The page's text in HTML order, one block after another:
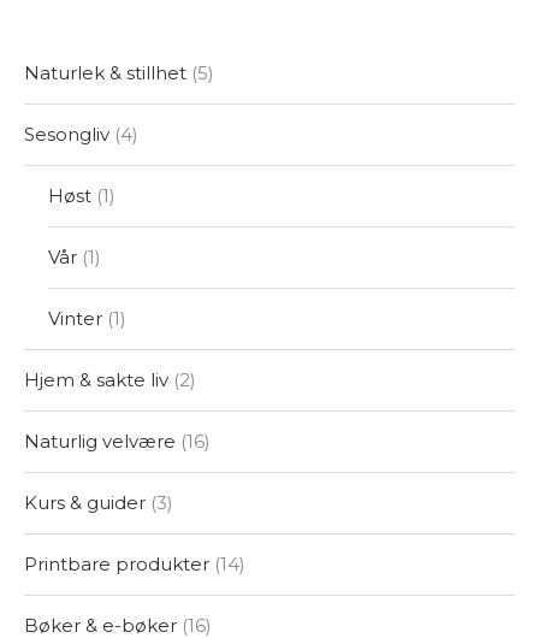
Naturlek & stillhet 5
Sesongliv 4
Høst 1
Vår 1
Vinter 1
Hjem & sakte liv 2
Naturlig velvære 16
Kurs & guider 3
Printbare produkter 14
Bøker & e-bøker 16